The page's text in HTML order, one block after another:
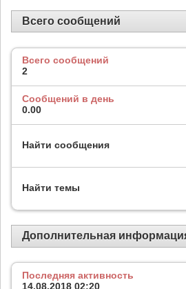
Всего сообщений
Всего сообщений
2
Сообщений в день
0.00
Найти сообщения
Найти темы
Дополнительная
Последняя активность
14.08.2018 02:20